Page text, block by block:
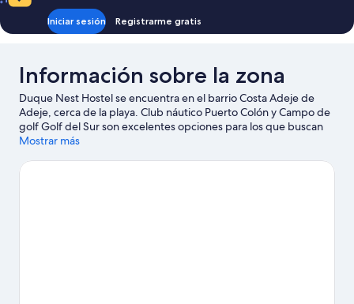
Iniciar sesión Registrarme gratis
Información sobre la zona
Duque Nest Hostel se encuentra en el barrio Costa Adeje de
Adeje, cerca de la playa. Club náutico Puerto Colón y Campo de
golf Golf del Sur son excelentes opciones para los que buscan
unas vacaciones activas, pero si prefieres sumergirte en la
necesitas. ¿Te apetece disfrutar de un evento especial? Puedes
Mostrar más